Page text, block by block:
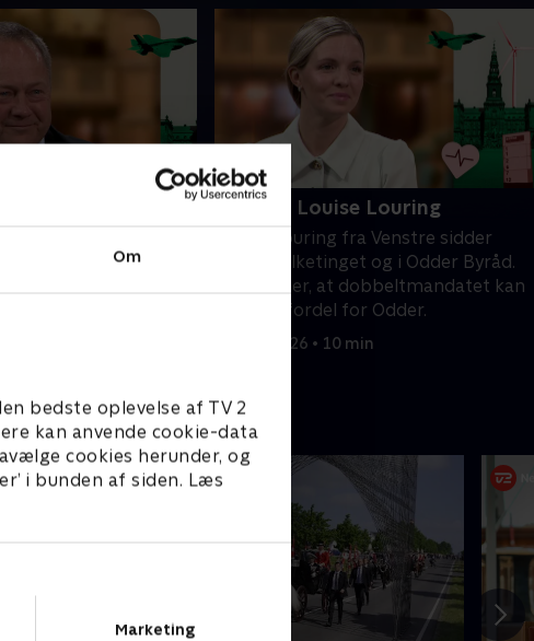
Om
bedste oplevelse af TV 2
kan anvende cookie-data
cookies herunder, og
i bunden af siden. Læs
Marketing
29. Med Louise Louring
Louise Louring fra Venstre sidder
både i Folketinget og i Odder Byråd.
Hun mener, at dobbeltmandatet kan
være en fordel for Odder.
27. juni 2026 • 10 min